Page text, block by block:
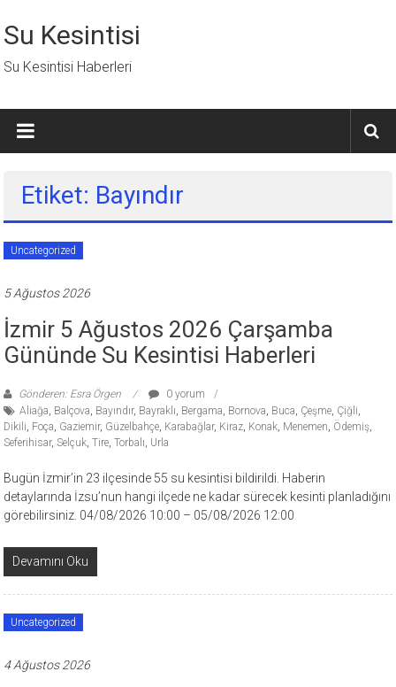
geç
Su Kesintisi
Su Kesintisi Haberleri
Etiket: Bayındır
Uncategorized
5 Ağustos 2026
İzmir 5 Ağustos 2026 Çarşamba
Gününde Su Kesintisi Haberleri
Gönderen: Esra Örgen
0 yorum
Aliağa, Balçova, Bayındır, Bayraklı, Bergama, Bornova, Buca, Çeşme, Çiğli,
Dikili, Foça, Gaziemir, Güzelbahçe, Karabağlar, Kiraz, Konak, Menemen, Ödemiş,
Seferihisar,Selçuk,Tire,Torbalı, Urla
Bugün İzmir’in 23 ilçesinde 55 su kesintisi bildirildi. Haberin
detaylarında İzsu’nun hangi ilçede ne kadar sürecek kesinti planladığını
görebilirsiniz. 04/08/2026 10:00 – 05/08/2026 12:00
Devamını Oku
Uncategorized
4 Ağustos 2026